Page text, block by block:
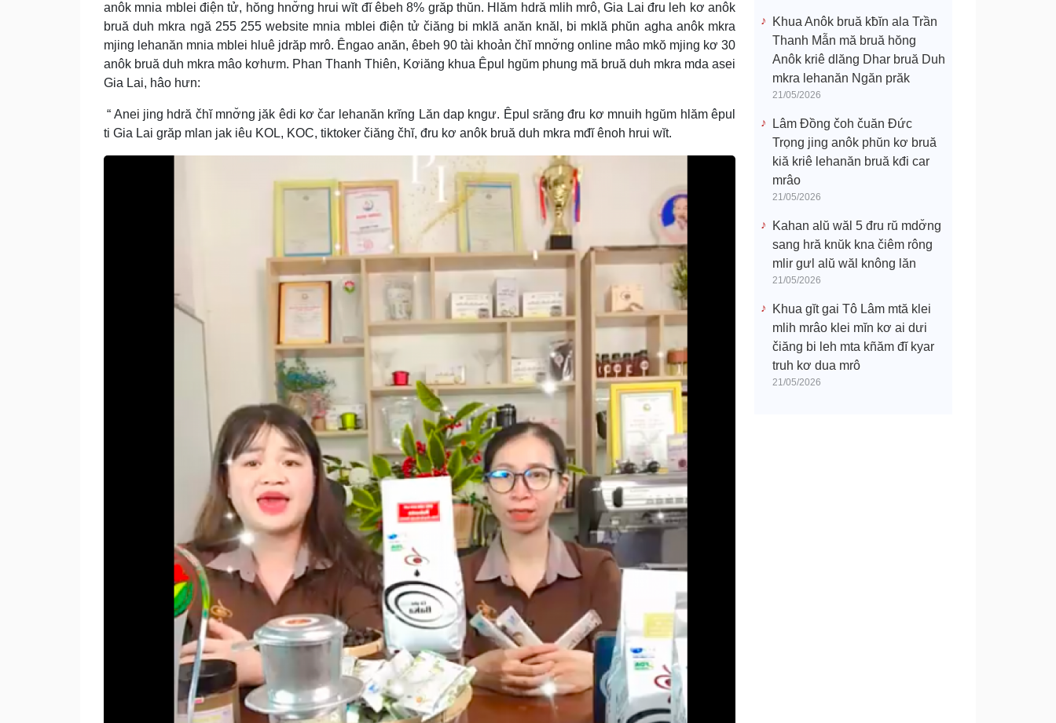
anôk mnia mblei điện tử, hŏng hnơ̆ng hrui wĭt đĭ êbeh 8% grăp thŭn. Hlăm hdră mlih mrô, Gia Lai đru leh kơ anôk
bruă duh mkra ngă 255 255 website mnia mblei điện tử čiăng bi mklă anăn knăl, bi mklă phŭn agha anôk mkra
mjing lehanăn mnia mblei hluê jdrăp mrô. Êngao anăn, êbeh 90 tài khoản čhĭ mnơ̆ng online mâo mkŏ mjing kơ 30
anôk bruă duh mkra mâo kơhưm. Phan Thanh Thiên, Kơiăng khua Êpul hgŭm phung mă bruă duh mkra mda asei
Gia Lai, hâo hưn:
“ Anei jing hdră čhĭ mnơ̆ng jăk êdi kơ čar lehanăn krĭng Lăn dap kngư. Êpul srăng đru kơ mnuih hgŭm hlăm êpul
ti Gia Lai grăp mlan jak iêu KOL, KOC, tiktoker čiăng čhĭ, đru kơ anôk bruă duh mkra mđĭ ênoh hrui wĭt.
Khua Anôk bruă kƀĭn ala Trần
Thanh Mẫn mă bruă hŏng
Anôk kriê dlăng Dhar bruă Duh
mkra lehanăn Ngăn prăk
21/05/2026
Lâm Đồng čoh čuăn Đức
Trọng jing anôk phŭn kơ bruă
kiă kriê lehanăn bruă kđi car
mrâo
21/05/2026
Kahan alŭ wăl 5 đru rŭ mdơ̆ng
sang hră knŭk kna čiêm rông
mlir gưl alŭ wăl knông lăn
21/05/2026
Khua gĭt gai Tô Lâm mtă klei
mlih mrâo klei mĭn kơ ai dưi
čiăng bi leh mta kñăm đĭ kyar
truh kơ dua mrô
21/05/2026